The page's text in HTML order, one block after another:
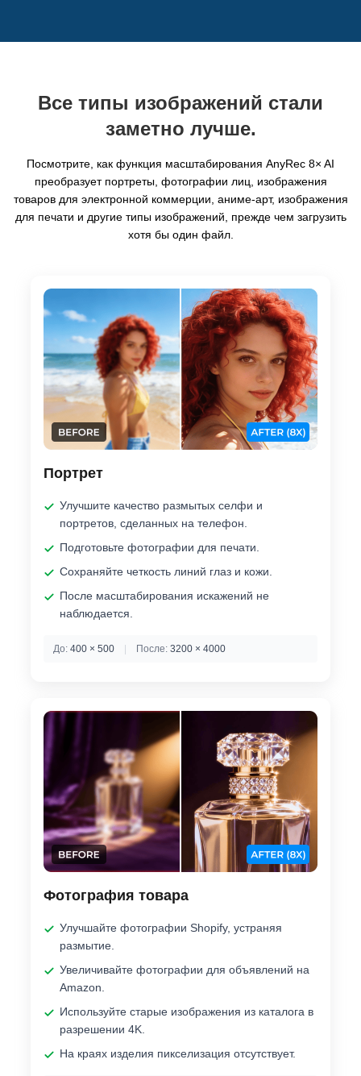
Все типы изображений стали
заметно лучше.
Посмотрите, как функция масштабирования AnyRec 8× AI
преобразует портреты, фотографии лиц, изображения
товаров для электронной коммерции, аниме-арт, изображения
для печати и другие типы изображений, прежде чем загрузить
хотя бы один файл.
Портрет
Улучшите качество размытых селфи и
портретов, сделанных на телефон.
Подготовьте фотографии для печати.
Сохраняйте четкость линий глаз и кожи.
После масштабирования искажений не
наблюдается.
До: 400 × 500 | После: 3200 × 4000
Фотография товара
Улучшайте фотографии Shopify, устраняя
размытие.
Увеличивайте фотографии для объявлений на
Amazon.
Используйте старые изображения из каталога в
разрешении 4K.
На краях изделия пикселизация отсутствует.